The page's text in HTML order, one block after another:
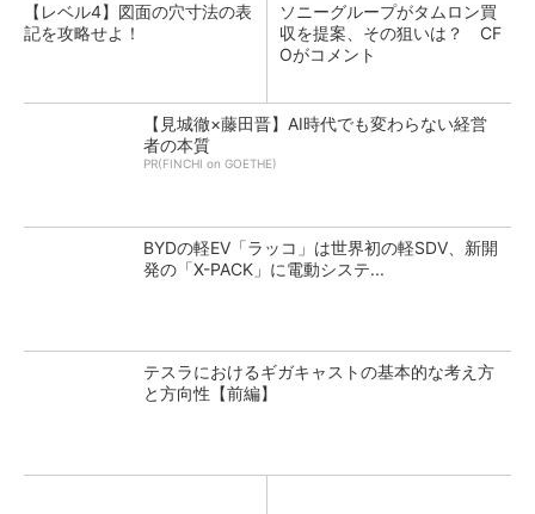
【レベル4】図面の穴寸法の表
記を攻略せよ！
ソニーグループがタムロン買
収を提案、その狙いは？ CF
Oがコメント
【見城徹×藤田晋】AI時代でも変わらない経営
者の本質
PR(FINCHI on GOETHE)
BYDの軽EV「ラッコ」は世界初の軽SDV、新開
発の「X-PACK」に電動システ...
テスラにおけるギガキャストの基本的な考え方
と方向性【前編】